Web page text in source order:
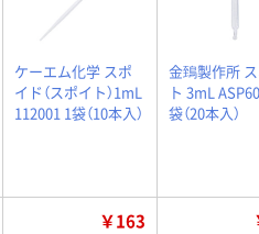
ケーエム化学 スポ
イド（スポイト）1mL
112001 1袋（10本入）
金鵄製作所
ト 3mL
袋（20本入）
￥163